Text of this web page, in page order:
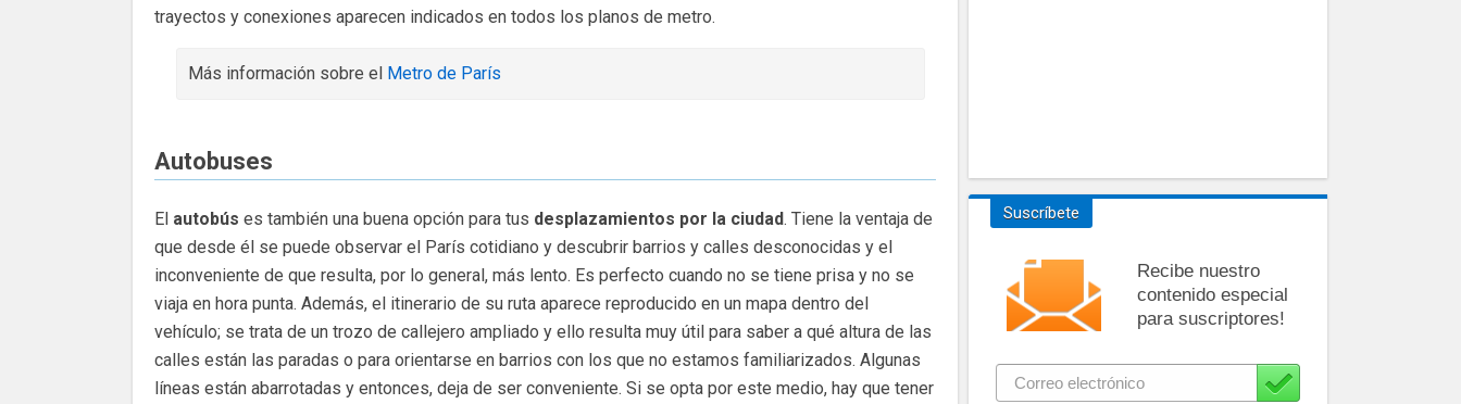
trayectos y conexiones aparecen indicados en todos los planos de metro.
Más información sobre el Metro de París
Autobuses
El autobús es también una buena opción para tus desplazamientos por la ciudad. Tiene la ventaja de
que desde él se puede observar el París cotidiano y descubrir barrios y calles desconocidas y el
inconveniente de que resulta, por lo general, más lento. Es perfecto cuando no se tiene prisa y no se
viaja en hora punta. Además, el itinerario de su ruta aparece reproducido en un mapa dentro del
vehículo; se trata de un trozo de callejero ampliado y ello resulta muy útil para saber a qué altura de las
calles están las paradas o para orientarse en barrios con los que no estamos familiarizados. Algunas
líneas están abarrotadas y entonces, deja de ser conveniente. Si se opta por este medio, hay que tener
Suscríbete
Recibe nuestro
contenido especial
para suscriptores!